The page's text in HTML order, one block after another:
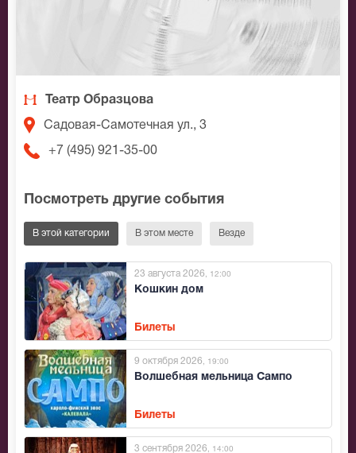
Театр Образцова
Садовая-Самотечная ул., 3
+7 (495) 921-35-00
Посмотреть другие события
В этой категории В этом месте Везде
Кошкин дом
23 августа 2026 , 12:00
Билеты
Волшебная мельница Сампо
9 октября 2026 , 19:00
Билеты
3 сентября 2026 , 14:00